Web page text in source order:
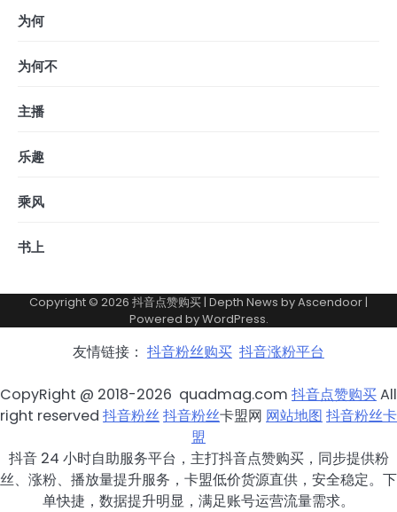
为何
为何不
主播
乐趣
乘风
书上
Copyright © 2026 抖音点赞购买| Depth News byAscendoor|
Powered byWordPress.
友情链接： 抖音粉丝购买 抖音涨粉平台
CopyRight @ 2018-2026 quadmag.com 抖音点赞购买All
right reserved 抖音粉丝抖音粉丝卡盟网 网站地图 抖音粉丝卡
盟
抖音 24 小时自助服务平台，主打抖音点赞购买，同步提供粉
丝、涨粉、播放量提升服务，卡盟低价货源直供，安全稳定。下
单快捷，数据提升明显，满足账号运营流量需求。